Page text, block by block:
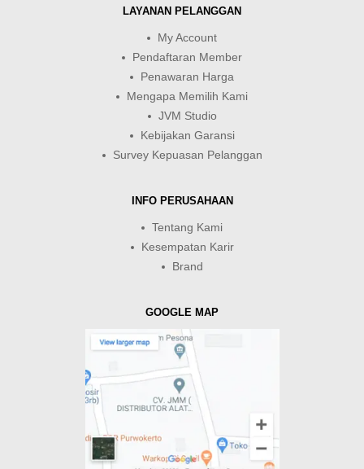
LAYANAN PELANGGAN
My Account
Pendaftaran Member
Penawaran Harga
Mengapa Memilih Kami
JVM Studio
Kebijakan Garansi
Survey Kepuasan Pelanggan
INFO PERUSAHAAN
Tentang Kami
Kesempatan Karir
Brand
GOOGLE MAP